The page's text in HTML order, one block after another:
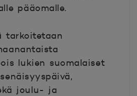
pääomalle.
tarkoitetaan
lukien suomalaiset
joulu- ja